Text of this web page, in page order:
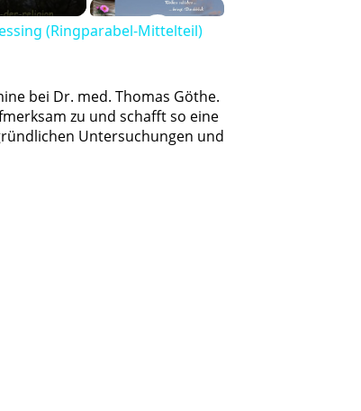
(Ringparabel-Mittelteil)
bei Dr. med. Thomas Göthe.
zu und schafft so eine
Untersuchungen und